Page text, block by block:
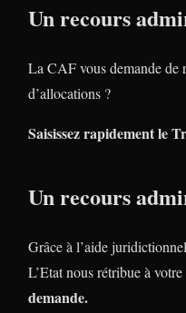
Un recours
La CAF vous demande de
d’allocations ?
Saisissez rapidement le
Un recours
Grâce à l’aide
L’Etat nous rétribue à votre
demande.